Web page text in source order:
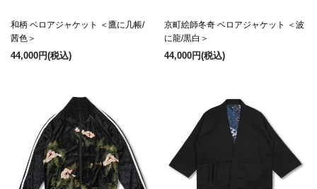
和柄 ベロアジャケット ＜鷹に几帳/
茜色＞
44,000円(税込)
京町絵師冬奇 ベロアジャケット ＜波
に龍/黒白＞
44,000円(税込)